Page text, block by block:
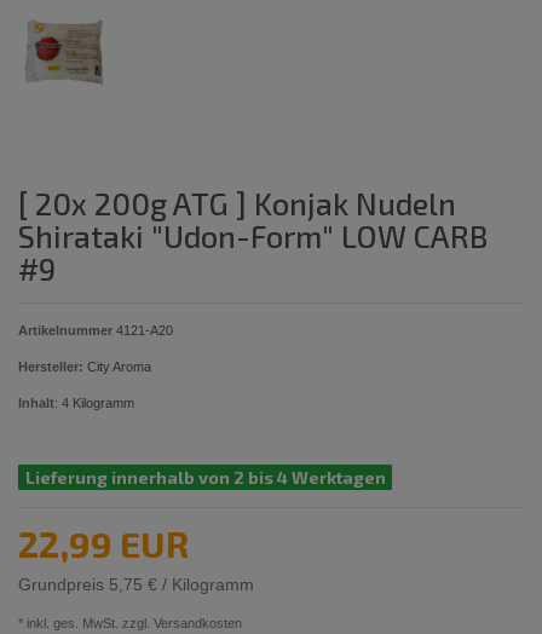
[ 20x 200g ATG ] Konjak Nudeln
Shirataki "Udon-Form" LOW CARB
#9
Artikelnummer 4121-A20
Hersteller: City Aroma
Inhalt: 4 Kilogramm
Lieferung innerhalb von 2 bis 4 Werktagen
22,99 EUR
Grundpreis 5,75 € / Kilogramm
* inkl. ges. MwSt. zzgl. Versandkosten